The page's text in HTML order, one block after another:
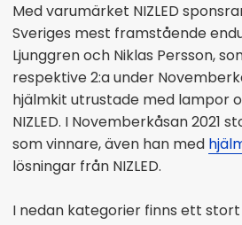
Med varumärket NIZLED
Sveriges mest framstående
Ljunggren och Niklas Persson,
respektive 2:a under
hjälmkit utrustade med lampor
NIZLED. I Novemberkåsan 2021
som vinnare, även han med
lösningar från NIZLED.
I nedan kategorier finns ett